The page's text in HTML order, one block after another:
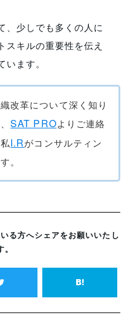
、少しでも多くの人に
スキルの重要性を伝え
ます。
改革について深く知り
SAT PROよりご連絡
I.Rがコンサルティン
。
る方へシェアをお願いいたし